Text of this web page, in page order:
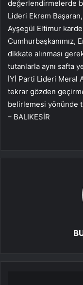
değerlendirmelerde
Lideri Ekrem
Ayşegül Eltimur
Cumhurbaşkanımız,
dikkate alınması
tutanlarla aynı safta
İYİ Parti Lideri Meral
tekrar gözden
belirlemesi yönünde
– BALIKESİR